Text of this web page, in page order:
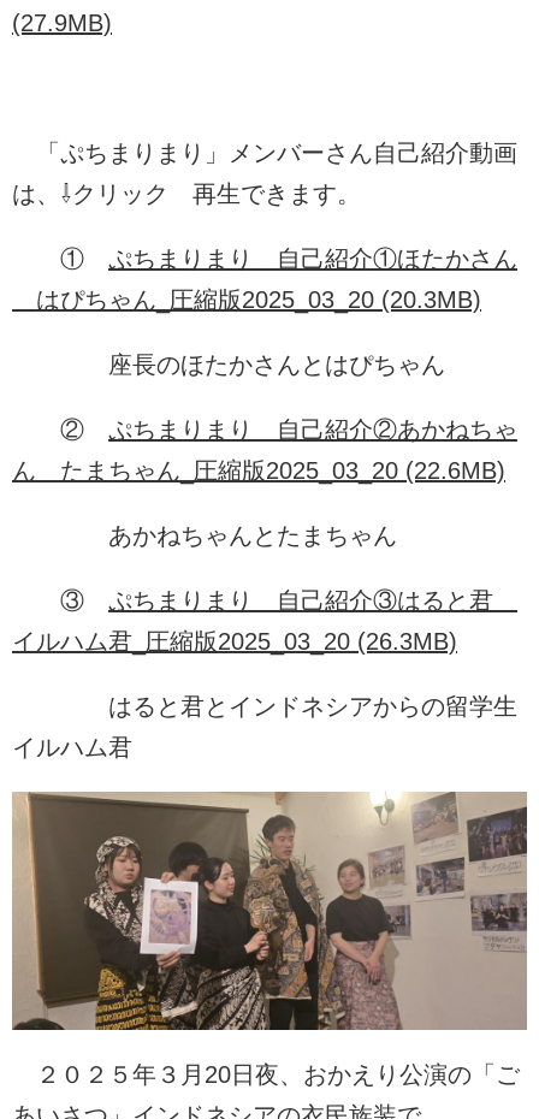
(27.9MB)
「ぷちまりまり」メンバーさん自己紹介動画
は、⇩クリック 再生できます。
① ぷちまりまり＿自己紹介①ほたかさん
＿はぴちゃん_圧縮版2025_03_20 (20.3MB)
座長のほたかさんとはぴちゃん
② ぷちまりまり＿自己紹介②あかねちゃ
ん＿たまちゃん_圧縮版2025_03_20 (22.6MB)
あかねちゃんとたまちゃん
③ ぷちまりまり＿自己紹介③はると君＿
イルハム君_圧縮版2025_03_20 (26.3MB)
はると君とインドネシアからの留学生
イルハム君
２０２５年３月20日夜、おかえり公演の「ご